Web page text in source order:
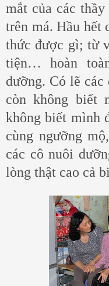
mắt của các
trên má. Hầu hết
thức được gì; từ
tiện… hoàn
dưỡng. Có lẽ
còn không biết
không biết mình
cùng ngưỡng
các cô nuôi
lòng thật cao cả